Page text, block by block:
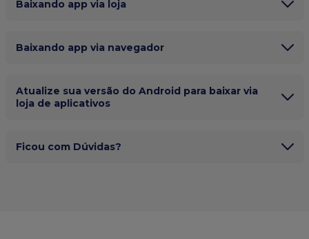
Baixando app via loja
Baixando app via navegador
Atualize sua versão do Android para baixar via
loja de aplicativos
Ficou com Dúvidas?